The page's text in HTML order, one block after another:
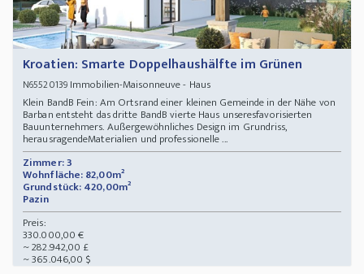
Kroatien: Smarte Doppelhaushälfte im Grünen
N65520139Immobilien-Maisonneuve - Haus
Klein BandB Fein: Am Ortsrand einer kleinen Gemeinde in der Nähe von
Barban entsteht das dritte BandB vierte Haus unseresfavorisierten
Bauunternehmers. Außergewöhnliches Design im Grundriss,
herausragendeMaterialien und professionelle ...
Zimmer: 3
Wohnfläche: 82,00m²
Grundstück: 420,00m²
Pazin
Preis:
330.000,00 €
~ 282.942,00 £
~ 365.046,00 $